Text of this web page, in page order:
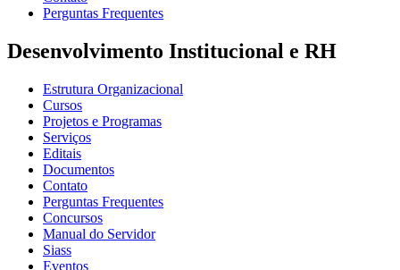
Perguntas Frequentes
Desenvolvimento Institucional e RH
Estrutura Organizacional
Cursos
Projetos e Programas
Serviços
Editais
Documentos
Contato
Perguntas Frequentes
Concursos
Manual do Servidor
Siass
Eventos